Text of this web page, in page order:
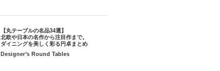
【丸テーブルの名品34選】
北欧や日本の名作から注目作まで。
ダイニングを美しく彩る円卓まとめ
Designer's Round Tables